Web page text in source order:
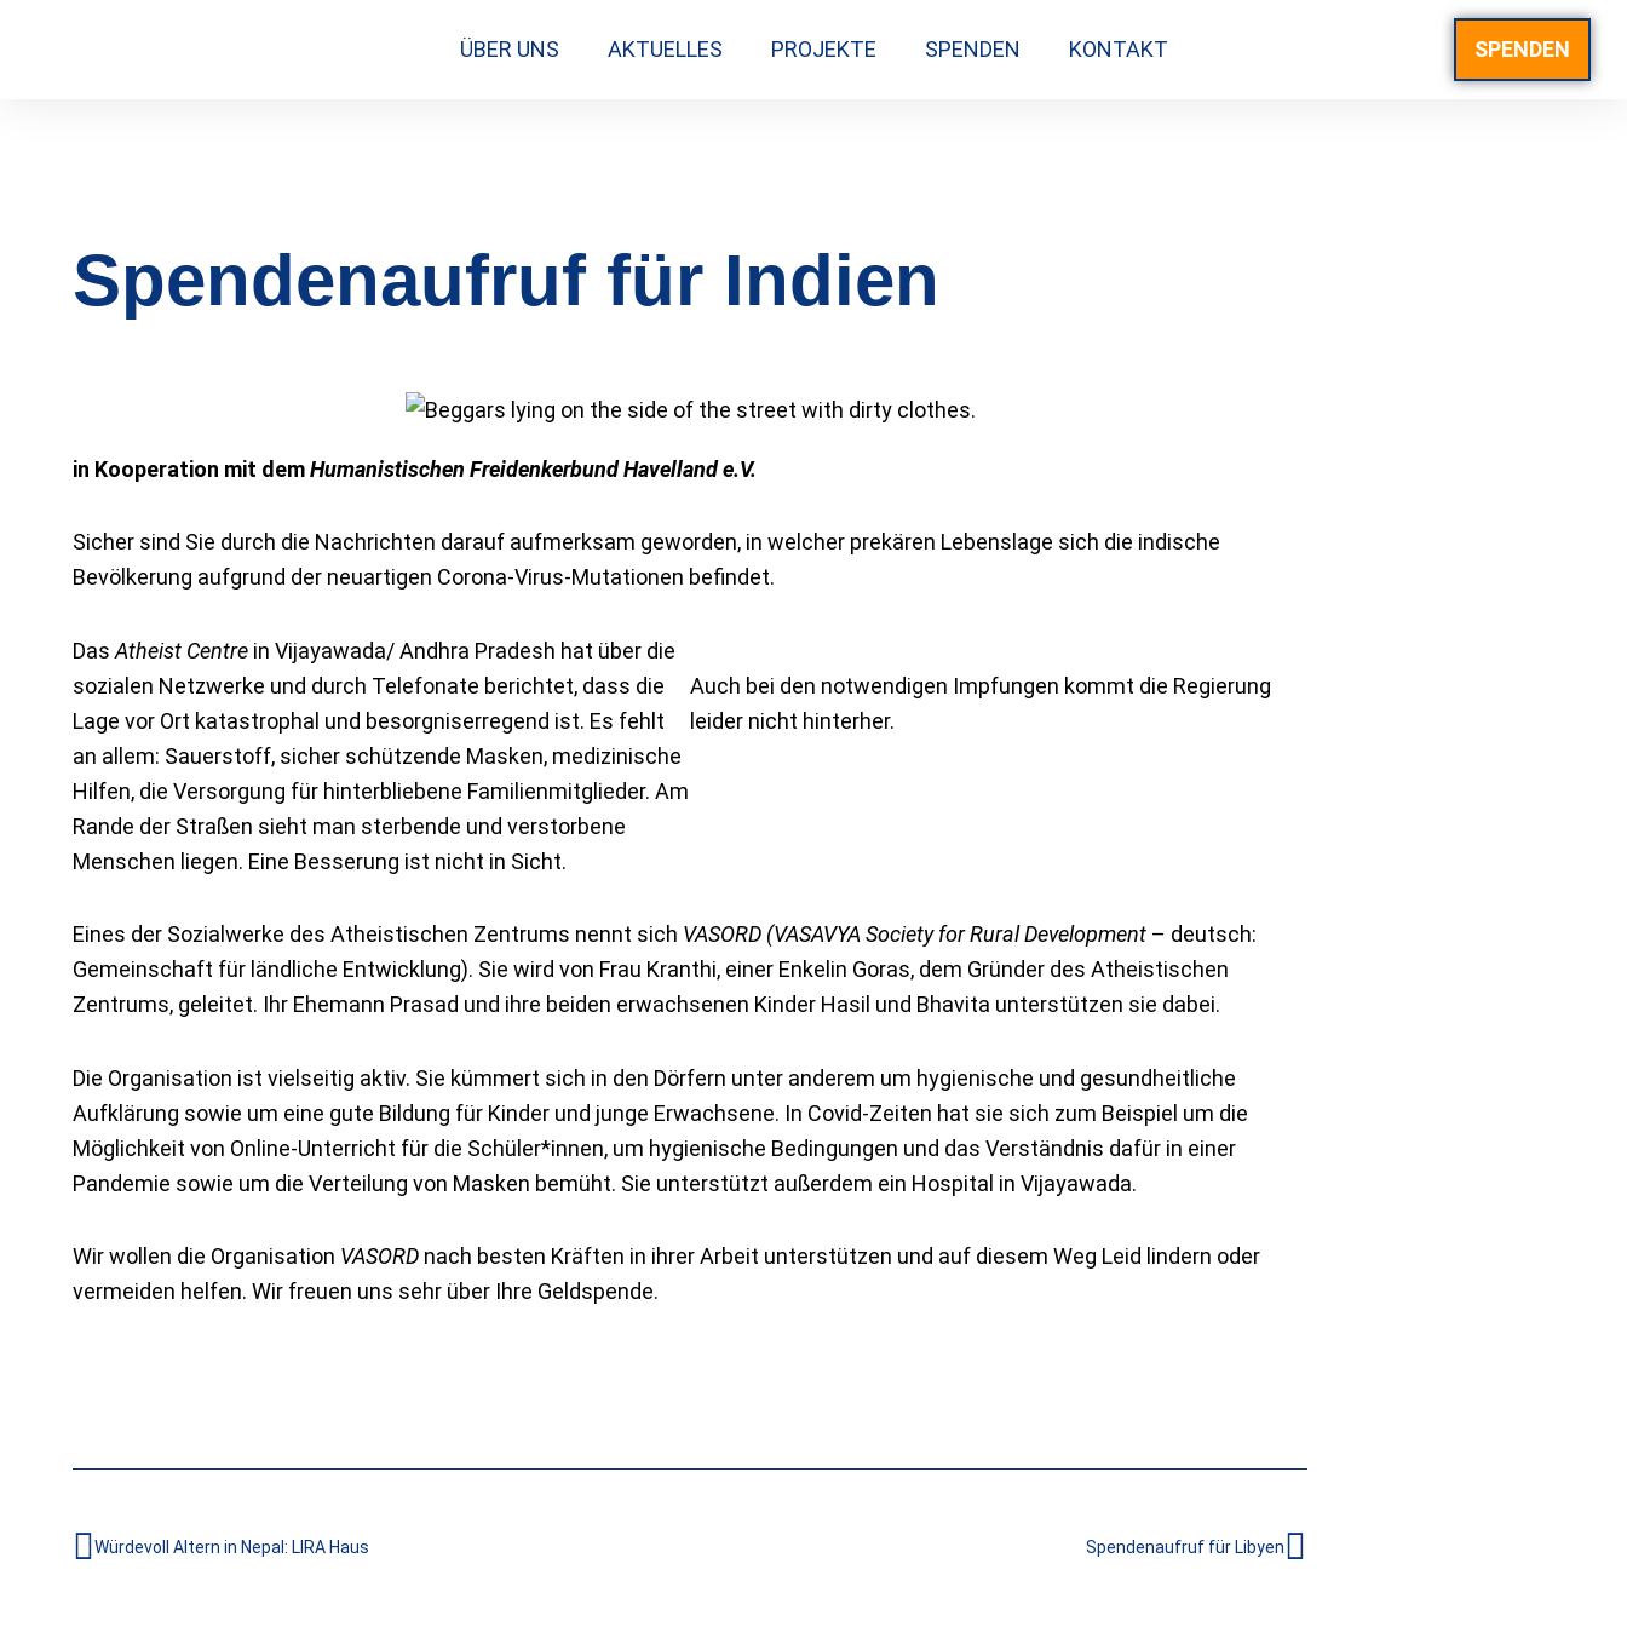
ÜBER UNS AKTUELLES PROJEKTE SPENDEN KONTAKT SPENDEN
Spendenaufruf für Indien
in Kooperation mit demHumanistischen Freidenkerbund Havelland e.V.
Sicher sind Sie durch die Nachrichten darauf aufmerksam geworden, in welcher prekären Lebenslage sich die indische
Bevölkerung aufgrund der neuartigen Corona-Virus-Mutationen befindet.
Das Atheist Centre in Vijayawada/ Andhra Pradesh hat über die
sozialen Netzwerke und durch Telefonate berichtet, dass die
Lage vor Ort katastrophal und besorgniserregend ist. Es fehlt
an allem: Sauerstoff, sicher schützende Masken, medizinische
Hilfen, die Versorgung für hinterbliebene Familienmitglieder. Am
Rande der Straßen sieht man sterbende und verstorbene
Menschen liegen. Eine Besserung ist nicht in Sicht.
Auch bei den notwendigen Impfungen kommt die Regierung
leider nicht hinterher.
Eines der Sozialwerke des Atheistischen Zentrums nennt sich VASORD (VASAVYA Society for Rural Development – deutsch:
Gemeinschaft für ländliche Entwicklung). Sie wird von Frau Kranthi, einer Enkelin Goras, dem Gründer des Atheistischen
Zentrums, geleitet. Ihr Ehemann Prasad und ihre beiden erwachsenen Kinder Hasil und Bhavita unterstützen sie dabei.
Die Organisation ist vielseitig aktiv. Sie kümmert sich in den Dörfern unter anderem um hygienische und gesundheitliche
Aufklärung sowie um eine gute Bildung für Kinder und junge Erwachsene. In Covid-Zeiten hat sie sich zum Beispiel um die
Möglichkeit von Online-Unterricht für die Schüler*innen, um hygienische Bedingungen und das Verständnis dafür in einer
Pandemie sowie um die Verteilung von Masken bemüht. Sie unterstützt außerdem ein Hospital in Vijayawada.
Wir wollen die Organisation VASORD nach besten Kräften in ihrer Arbeit unterstützen und auf diesem Weg Leid lindern oder
vermeiden helfen. Wir freuen uns sehr über Ihre Geldspende.
Zurück
Würdevoll Altern in Nepal: LIRA Haus Spendenaufruf für LibyenNächster